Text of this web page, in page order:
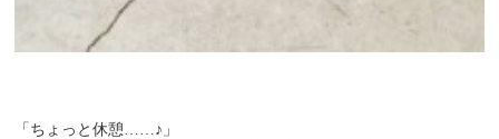
「ちょっと休憩……♪」